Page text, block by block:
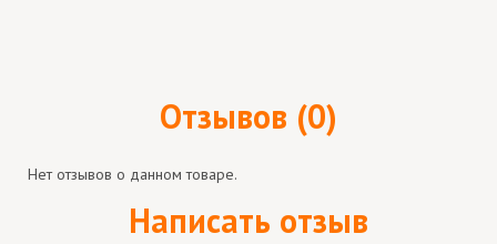
Отзывов (0)
Нет отзывов о данном товаре.
Написать отзыв